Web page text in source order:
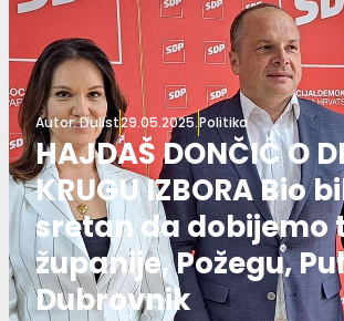
Autor:Dulist29.05.2025.Politika
HAJDAŠ DONČIĆ O
KRUGU IZBORA Bio
sretan da dobijemo
županije, Požegu,
Dubrovnik